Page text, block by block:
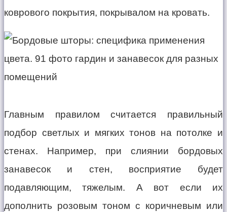
коврового покрытия, покрывалом на кровать.
Главным правилом считается правильный
подбор светлых и мягких тонов на потолке и
стенах. Например, при слиянии бордовых
занавесок и стен, восприятие будет
подавляющим, тяжелым. А вот если их
дополнить розовым тоном с коричневым или